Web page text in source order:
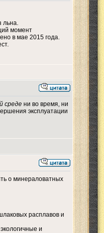
льна.
момент
в мае 2015 года.
среде ни во время, ни
эксплуатации
о минераловатных
расплавов и
и